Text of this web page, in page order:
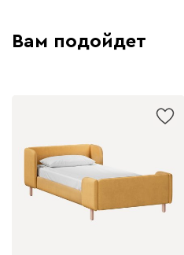
Вам подойдет